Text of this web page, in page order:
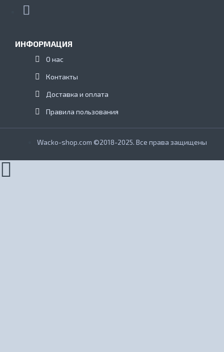
ИНФОРМАЦИЯ
О нас
Контакты
Доставка и оплата
Правила пользования
Wacko-shop.com ©2018-2025. Все права защищены